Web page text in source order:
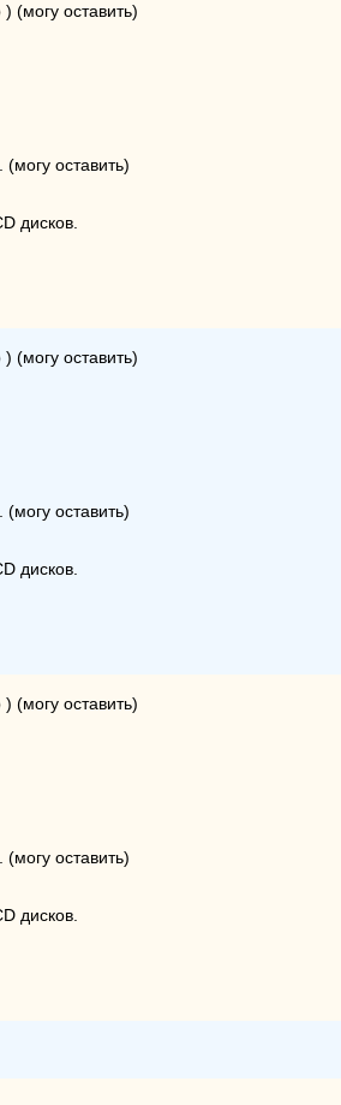
(могу оставить)
оставить)
дисков.
(могу оставить)
оставить)
дисков.
(могу оставить)
оставить)
дисков.